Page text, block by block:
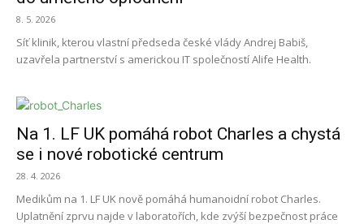
8. 5. 2026
Síť klinik, kterou vlastní předseda české vlády Andrej Babiš,
uzavřela partnerství s americkou IT společností Alife Health.
Na 1. LF UK pomáhá robot Charles a chystá
se i nové robotické centrum
28. 4. 2026
Medikům na 1. LF UK nově pomáhá humanoidní robot Charles.
Uplatnění zprvu najde v laboratořích, kde zvýší bezpečnost práce